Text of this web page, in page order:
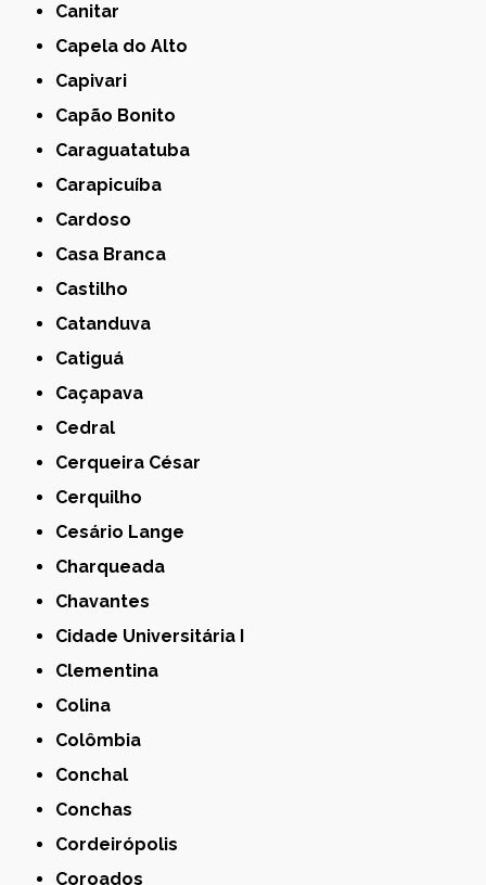
Canitar
Capela do Alto
Capivari
Capão Bonito
Caraguatatuba
Carapicuíba
Cardoso
Casa Branca
Castilho
Catanduva
Catiguá
Caçapava
Cedral
Cerqueira César
Cerquilho
Cesário Lange
Charqueada
Chavantes
Cidade Universitária I
Clementina
Colina
Colômbia
Conchal
Conchas
Cordeirópolis
Coroados